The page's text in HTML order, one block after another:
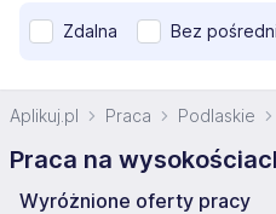
Zdalna Bez
Aplikuj.pl Praca Podlaskie
Praca na
Wyróżnione oferty pracy